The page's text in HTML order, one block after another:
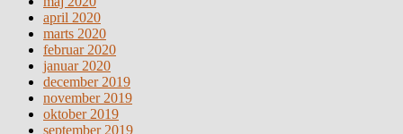
april 2020
marts 2020
februar 2020
januar 2020
december 2019
november 2019
oktober 2019
september 2019